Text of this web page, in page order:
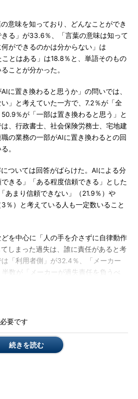
意味を知っており、どんなことができ
る」が33.6％、「言葉の意味は知って
ができるのかは分からない」は
とはある」は18.8％と、単語そのもの
ことが分かった。
に置き換わると思うか」の問いでは、
」と考えていた一方で、7.2％が「全
％が「一部は置き換わると思う」と
、行政書士、社会保険労務士、宅地建
の業務の一部がAIに置き換わるとの回
。
ついては回答がばらけた。AIによる分
きる」「ある程度信頼できる」とした
あまり信頼できない」（21.9％）や
3％）と考えている人も一定数いること
を中心に「人の手を介さずに自律動作
しまった過失は、誰に責任があると考
「利用者側」が32.4％、「メーカー
数が「メーカーが過失責任を負うべ
要です
続きを読む